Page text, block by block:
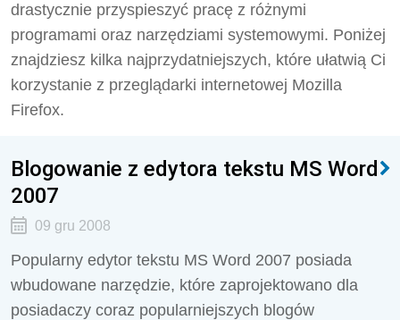
drastycznie przyspieszyć pracę z różnymi
programami oraz narzędziami systemowymi. Poniżej
znajdziesz kilka najprzydatniejszych, które ułatwią Ci
korzystanie z przeglądarki internetowej Mozilla
Firefox.
Blogowanie z edytora tekstu MS Word
2007
09 gru 2008
Popularny edytor tekstu MS Word 2007 posiada
wbudowane narzędzie, które zaprojektowano dla
posiadaczy coraz popularniejszych blogów